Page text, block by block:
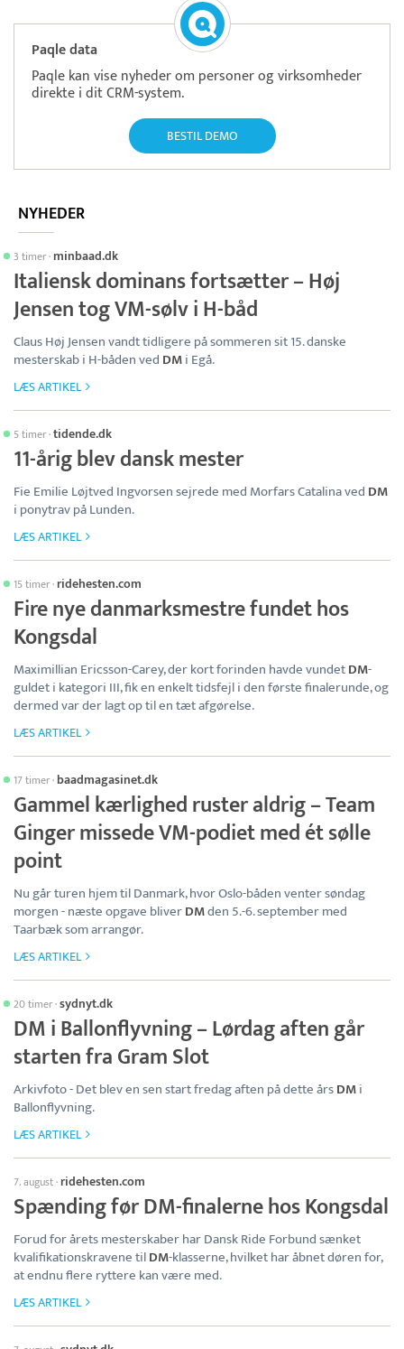
Paqle data
Paqle kan vise nyheder om personer og virksomheder
direkte i dit CRM-system.
BESTIL DEMO
NYHEDER
3 timer· minbaad.dk
Italiensk dominans fortsætter – Høj
Jensen tog VM-sølv i H-båd
Claus Høj Jensen vandt tidligere på sommeren sit 15. danske
mesterskab i H-båden ved DMi Egå.
LÆS ARTIKEL
5 timer·tidende.dk
11-årig blev dansk mester
Fie Emilie Løjtved Ingvorsen sejrede med Morfars Catalina ved DM
i ponytrav på Lunden.
LÆS ARTIKEL
15 timer· ridehesten.com
Fire nye danmarksmestre fundet hos
Kongsdal
Maximillian Ericsson-Carey, der kort forinden havde vundetDM-
guldet i kategori III, fik en enkelt tidsfejl i den første finalerunde, og
dermed var der lagt op til en tæt afgørelse.
LÆS ARTIKEL
17 timer· baadmagasinet.dk
Gammel kærlighed ruster aldrig – Team
Ginger missede VM-podiet med ét sølle
point
Nu går turen hjem til Danmark, hvor Oslo-båden venter søndag
morgen - næste opgave bliverDMden 5.-6. september med
Taarbæk som arrangør.
LÆS ARTIKEL
20 timer·sydnyt.dk
DM i Ballonflyvning – Lørdag aften går
starten fra Gram Slot
Arkivfoto - Det blev en sen start fredag aften på dette årsDMi
Ballonflyvning.
LÆS ARTIKEL
7. august· ridehesten.com
Spænding før DM-finalerne hos Kongsdal
Forud for årets mesterskaber har Dansk Ride Forbund sænket
kvalifikationskravene tilDM-klasserne, hvilket har åbnet døren for,
at endnu flere ryttere kan være med.
LÆS ARTIKEL